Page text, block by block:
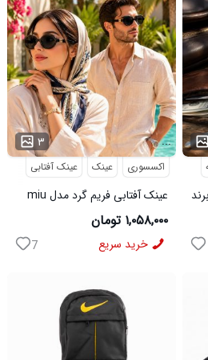
۳ ...
اکسسوری عینک عینک آفتابی
عینک آفتابی فریم گرد مدل miu
miu
۱,۰۵۸,۰۰۰ تومان
خرید سریع 7
عینک مردانه روز شب UV400 برند